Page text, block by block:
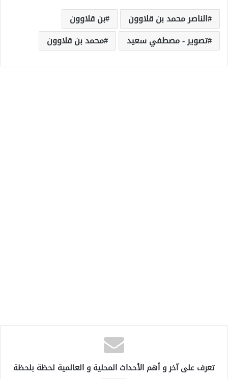
الناصر محمد بن قلاوون
بن قلاوون
تصوير - مصطفي سعيد
محمد بن قلاوون
تعرف على آخر و أهم الأحداث المحلية و العالمية لحظة بلحظة